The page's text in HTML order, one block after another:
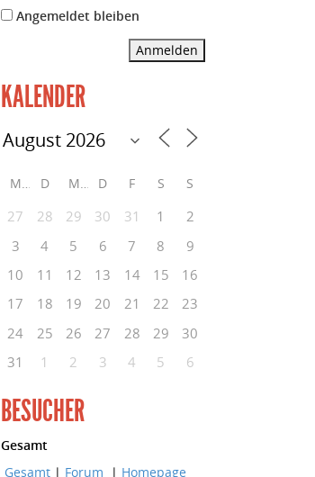
Angemeldet bleiben
Anmelden
KALENDER
M D M D F S S
27 28 29 30 31 1
2
3
4 5 6 7 8
9
10
11 12 13 14 15
16
17
18 19 20 21 22
23
24
25 26 27 28 29
30
31
1 2 3 4 5 6
BESUCHER
Gesamt
Gesamt | Forum | Homepage